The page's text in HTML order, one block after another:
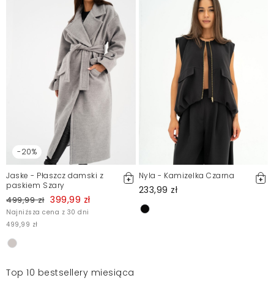
-20%
Jaske - Płaszcz damski z
paskiem Szary
499,99 zł 399,99 zł
Najniższa cena z 30 dni
499,99 zł
Nyla - Kamizelka Czarna
233,99 zł
Top 10 bestsellery miesiąca